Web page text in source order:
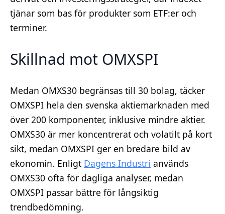
tjänar som bas för produkter som ETF:er och
terminer.
Skillnad mot OMXSPI
Medan OMXS30 begränsas till 30 bolag, täcker
OMXSPI hela den svenska aktiemarknaden med
över 200 komponenter, inklusive mindre aktier.
OMXS30 är mer koncentrerat och volatilt på kort
sikt, medan OMXSPI ger en bredare bild av
ekonomin. Enligt Dagens Industri används
OMXS30 ofta för dagliga analyser, medan
OMXSPI passar bättre för långsiktig
trendbedömning.